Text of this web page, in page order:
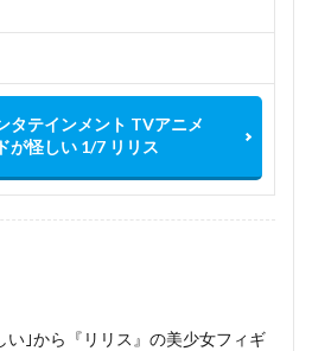
タテインメント TVアニメ
が怪しい 1/7 リリス
い｣から『リリス』の美少女フィギ